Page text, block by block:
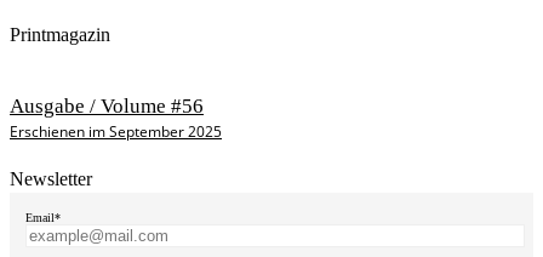
Printmagazin
Ausgabe / Volume #56
Erschienen im September 2025
Newsletter
Email*